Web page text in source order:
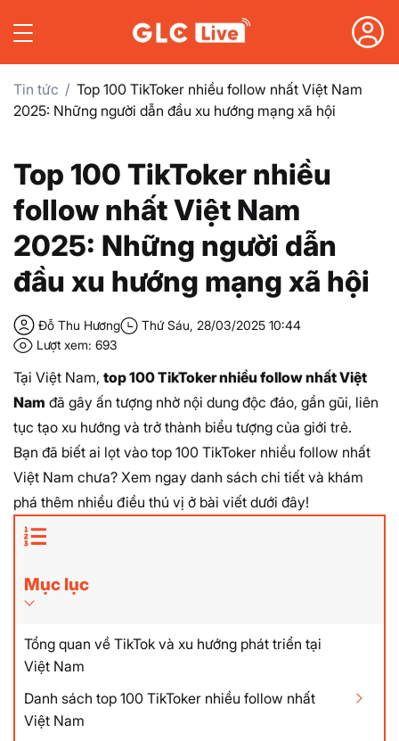
Tin tức
Top 100 TikToker nhiều follow nhất Việt Nam
2025: Những người dẫn đầu xu hướng mạng xã hội
Top 100 TikToker nhiều
follow nhất Việt Nam
2025: Những người dẫn
đầu xu hướng mạng xã hội
Đỗ Thu Hương
Thứ Sáu, 28/03/2025 10:44
Lượt xem: 693
Tại Việt Nam, top 100 TikToker nhiều follow nhất Việt
Nam đã gây ấn tượng nhờ nội dung độc đáo, gần gũi, liên
tục tạo xu hướng và trở thành biểu tượng của giới trẻ.
Bạn đã biết ai lọt vào top 100 TikToker nhiều follow nhất
Việt Nam chưa? Xem ngay danh sách chi tiết và khám
phá thêm nhiều điều thú vị ở bài viết dưới đây!
Mục lục
Tổng quan về TikTok và xu hướng phát triển tại
Việt Nam
Danh sách top 100 TikToker nhiều follow nhất
Việt Nam